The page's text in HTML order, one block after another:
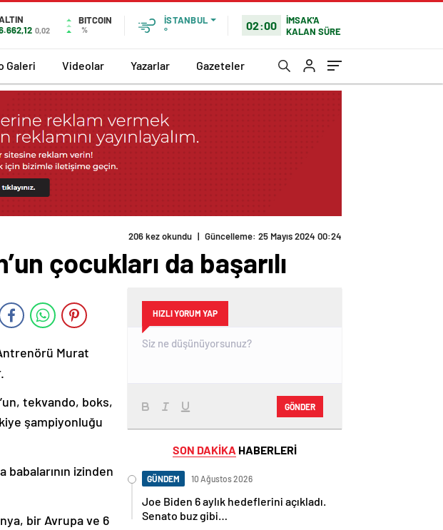
0,02
BITCOIN
%
İSTANBUL
°
02:00
İMSAK'A
KALAN SÜRE
Galeri Videolar Yazarlar Gazeteler
çocukları da başarılı
Murat
tekvando, boks,
şampiyonluğu
babalarının izinden
bir Avrupa ve 6
HIZLI YORUM YAP
GÖNDER
SON DAKİKA HABERLERİ
GÜNDEM 10 Ağustos 2026
Joe Biden 6 aylık hedeflerini açıkladı.
Senato buz gibi…